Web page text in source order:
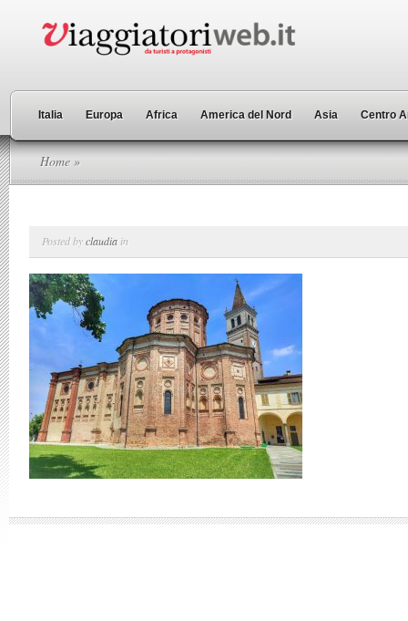
Italia Europa Africa America del Nord Asia Centro
Home »
Posted byclaudia in